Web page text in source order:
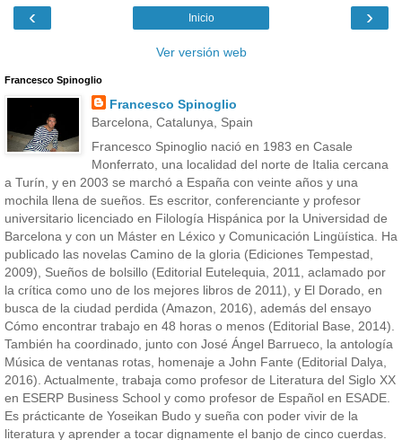
‹ ›
Inicio
Ver versión web
Francesco Spinoglio
Francesco Spinoglio
Barcelona, Catalunya, Spain
Francesco Spinoglio nació en 1983 en Casale
Monferrato, una localidad del norte de Italia cercana
a Turín, y en 2003 se marchó a España con veinte años y una
mochila llena de sueños. Es escritor, conferenciante y profesor
universitario licenciado en Filología Hispánica por la Universidad de
Barcelona y con un Máster en Léxico y Comunicación Lingüística. Ha
publicado las novelas Camino de la gloria (Ediciones Tempestad,
2009), Sueños de bolsillo (Editorial Eutelequia, 2011, aclamado por
la crítica como uno de los mejores libros de 2011), y El Dorado, en
busca de la ciudad perdida (Amazon, 2016), además del ensayo
Cómo encontrar trabajo en 48 horas o menos (Editorial Base, 2014).
También ha coordinado, junto con José Ángel Barrueco, la antología
Música de ventanas rotas, homenaje a John Fante (Editorial Dalya,
2016). Actualmente, trabaja como profesor de Literatura del Siglo XX
en ESERP Business School y como profesor de Español en ESADE.
Es prácticante de Yoseikan Budo y sueña con poder vivir de la
literatura y aprender a tocar dignamente el banjo de cinco cuerdas.